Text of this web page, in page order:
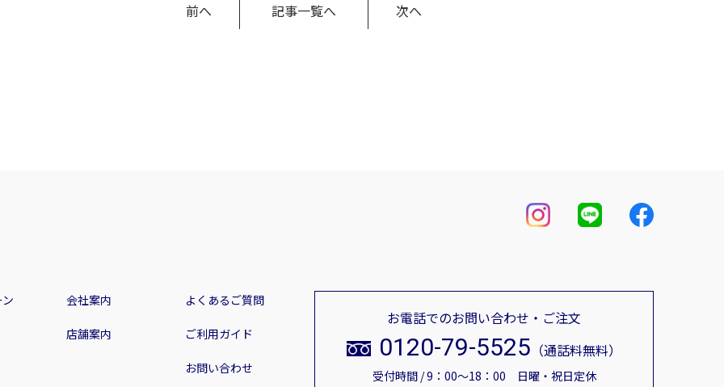
前へ 次へ
記事一覧へ
会社案内
店舗案内
よくあるご質問
ご利用ガイド
お問い合わせ
お電話でのお問い合わせ・ご注文
0120-79-5525 （通話料無料）
受付時間 / 9：00～18：00 日曜・祝日定休